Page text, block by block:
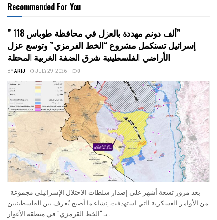
Recommended For You
” 118 ألف دونم مهددة بالعزل في محافظة طوباس”
إسرائيل تستكمل مشروع “الخط القرمزي” وتوسع عزل
الأراضي الفلسطينية شرق الضفة الغربية المحتلة
BYARIJ JULY 29, 2026 0
من الأوامر العسكرية التي استهدفت إنشاء ما أصبح يُعرف بين الفلسطينيين
بـ “الخط القرمزي" في منطقة الأغوار...